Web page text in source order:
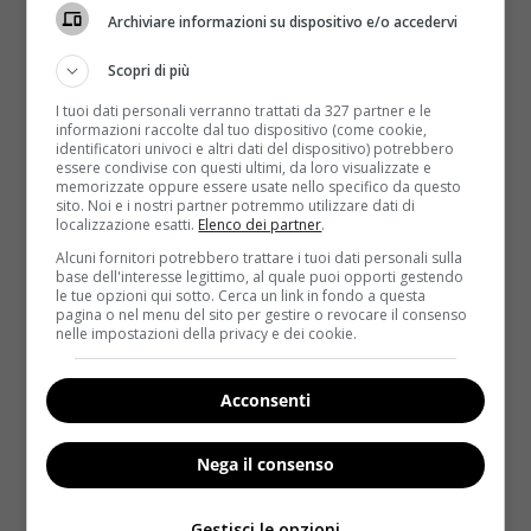
anche la corsa, ovvero lediscipline nelle quali
vengono stimolate zone pelviche
ma l’esperta assicura che il piacere durante lo sport
avviene soprattutto “quando i muscoli sono molto
sollecitati e stancati, anche se non bisogna mai arrivare
a massacrarsi“. È consigliabile iniziare con una
trentina di minuti dicardioper aiutare il sistema
nervoso a svegliarsi, mentre ilsollevamento pesi
provoca una doppia reazione: aiuta a stancare i
muscoli e a renderli più elastici. A questo punto
raggiungere un coregasm non è più una chimera,
anche se soloil 10% delle donne lo ha provato
“sulla propria pelle”.
Tra queste anchela modella Miranda Kerr, che ha
rivelato di averlo conseguito più volte grazie allo
yoga
disciplina che ha anche il merito di aiutare i
Archiviare informazioni su dispositivo e/o accedervi
Scopri di più
I tuoi dati personali verranno trattati da 327 partner e le
informazioni raccolte dal tuo dispositivo (come cookie,
identificatori univoci e altri dati del dispositivo) potrebbero
essere condivise con questi ultimi, da loro visualizzate e
memorizzate oppure essere usate nello specifico da questo
sito. Noi e i nostri partner potremmo utilizzare dati di
localizzazione esatti. Elenco dei partner.
Alcuni fornitori potrebbero trattare i tuoi dati personali sulla
base dell'interesse legittimo, al quale puoi opporti gestendo
le tue opzioni qui sotto. Cerca un link in fondo a questa
pagina o nel menu del sito per gestire o revocare il consenso
nelle impostazioni della privacy e dei cookie.
Acconsenti
Nega il consenso